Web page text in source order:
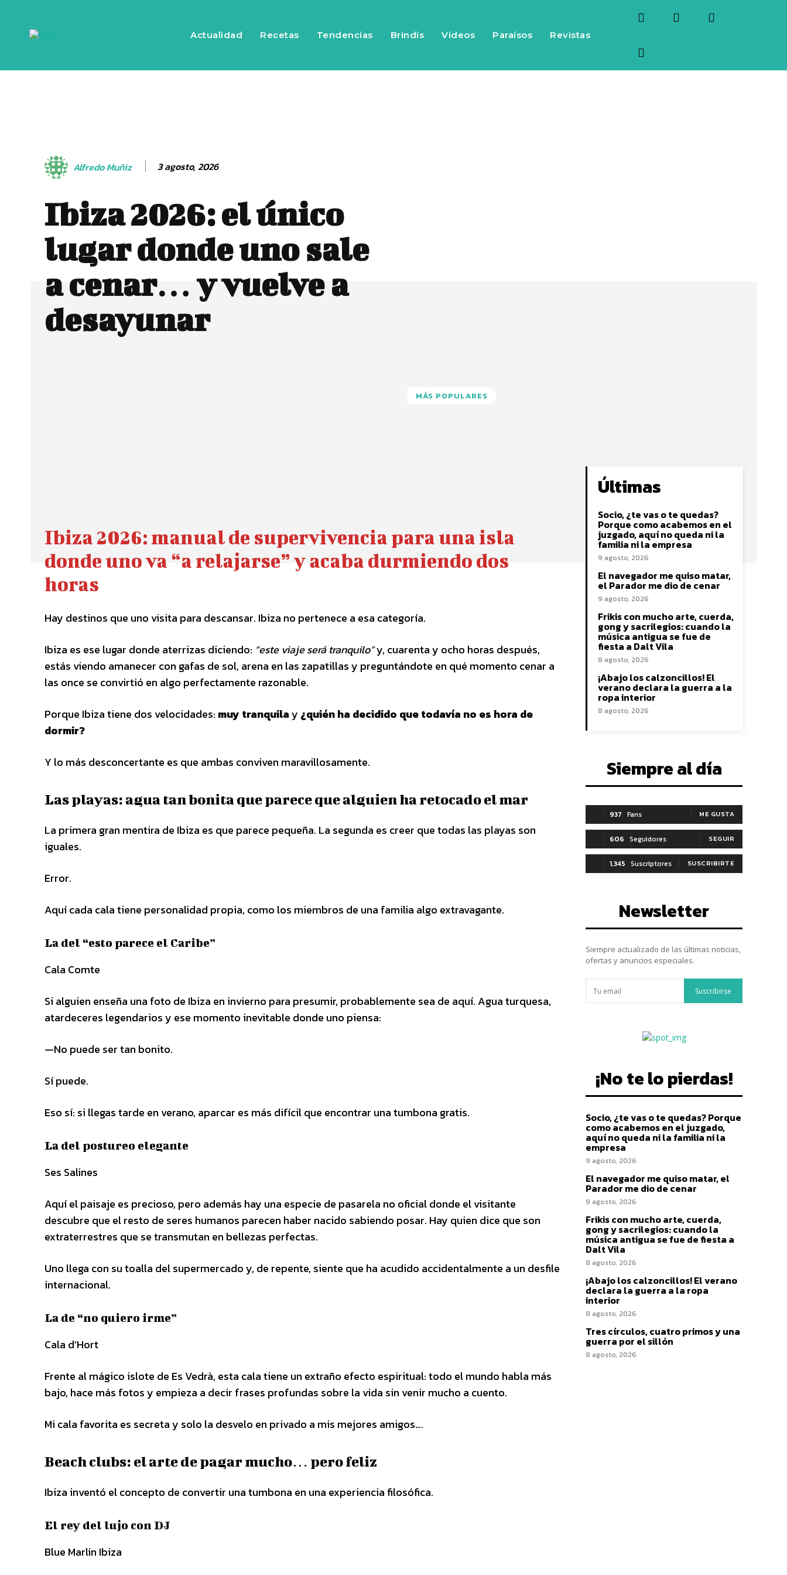
Actualidad Recetas Tendencias Brindis Vídeos Paraísos Revistas
Alfredo Muñiz 3 agosto, 2026
Ibiza 2026: el único
lugar donde uno sale
a cenar… y vuelve a
desayunar
MÁS POPULARES
Ibiza 2026: manual de supervivencia para una isla
donde uno va “a relajarse” y acaba durmiendo dos
horas
Hay destinos que uno visita para descansar. Ibiza no pertenece a esa categoría.
Ibiza es ese lugar donde aterrizas diciendo: “este viaje será tranquilo”y, cuarenta y ocho horas después,
estás viendo amanecer con gafas de sol, arena en las zapatillas y preguntándote en qué momento cenar a
las once se convirtió en algo perfectamente razonable.
Porque Ibiza tiene dos velocidades: muy tranquilay ¿quién ha decidido que todavía no es hora de
dormir?
Y lo más desconcertante es que ambas conviven maravillosamente.
Las playas: agua tan bonita que parece que alguien ha retocado el mar
La primera gran mentira de Ibiza es que parece pequeña. La segunda es creer que todas las playas son
iguales.
Error.
Aquí cada cala tiene personalidad propia, como los miembros de una familia algo extravagante.
La del “esto parece el Caribe”
Cala Comte
Si alguien enseña una foto de Ibiza en invierno para presumir, probablemente sea de aquí. Agua turquesa,
atardeceres legendarios y ese momento inevitable donde uno piensa:
—No puede ser tan bonito.
Sí puede.
Eso sí: si llegas tarde en verano, aparcar es más difícil que encontrar una tumbona gratis.
La del postureo elegante
Ses Salines
Aquí el paisaje es precioso, pero además hay una especie de pasarela no oficial donde el visitante
descubre que el resto de seres humanos parecen haber nacido sabiendo posar. Hay quien dice que son
extraterrestres que se transmutan en bellezas perfectas.
Uno llega con su toalla del supermercado y, de repente, siente que ha acudido accidentalmente a un desfile
internacional.
La de “no quiero irme”
Cala d’Hort
Frente al mágico islote de Es Vedrà, esta cala tiene un extraño efecto espiritual: todo el mundo habla más
bajo, hace más fotos y empieza a decir frases profundas sobre la vida sin venir mucho a cuento.
Mi cala favorita es secreta y solo la desvelo en privado a mis mejores amigos….
Beach clubs: el arte de pagar mucho… pero feliz
Ibiza inventó el concepto de convertir una tumbona en una experiencia filosófica.
El rey del lujo con DJ
Blue Marlin Ibiza
Últimas
Socio, ¿te vas o te quedas?
Porque como acabemos en el
juzgado, aquí no queda ni la
familia ni la empresa
9 agosto, 2026
El navegador me quiso matar,
el Parador me dio de cenar
9 agosto, 2026
Frikis con mucho arte, cuerda,
gong y sacrilegios: cuando la
música antigua se fue de
fiesta a Dalt Vila
8 agosto, 2026
¡Abajo los calzoncillos! El
verano declara la guerra a la
ropa interior
8 agosto, 2026
Siempre al día
937 Fans ME GUSTA
606 Seguidores SEGUIR
1,345 Suscriptores SUSCRIBIRTE
Newsletter
Siempre actualizado de las últimas noticias,
ofertas y anuncios especiales.
Suscribirse
¡No te lo pierdas!
Socio, ¿te vas o te quedas? Porque
como acabemos en el juzgado,
aquí no queda ni la familia ni la
empresa
9 agosto, 2026
El navegador me quiso matar, el
Parador me dio de cenar
9 agosto, 2026
Frikis con mucho arte, cuerda,
gong y sacrilegios: cuando la
música antigua se fue de fiesta a
Dalt Vila
8 agosto, 2026
¡Abajo los calzoncillos! El verano
declara la guerra a la ropa
interior
8 agosto, 2026
Tres círculos, cuatro primos y una
guerra por el sillón
8 agosto, 2026